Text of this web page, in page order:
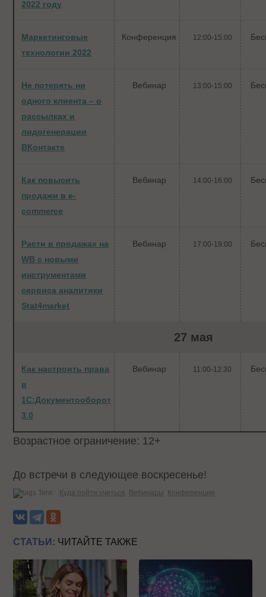
2022 году
Маркетинговые
технологии 2022
Конференция 12:00-15:00
Не потерять ни
одного клиента – о
рассылках и
лидогенерации
ВКонтакте
Вебинар 13:00-15:00
Как повысить
продажи в e-
commerce
Вебинар 14:00-16:00
Расти в продажах на
WB с новыми
инструментами
сервиса аналитики
Stat4market
Вебинар 17:00-19:00
27 мая
Как настроить права
в
1С:Документооборот
3.0
Вебинар 11:00-12:30
Возрастное ограничение: 12+
До встречи в следующее воскресенье!
Теги: Куда пойти учиться Вебинары Конференции
СТАТЬИ: ЧИТАЙТЕ ТАКЖЕ